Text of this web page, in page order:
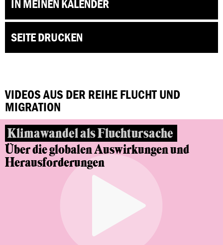
IN MEINEN KALENDER
SEITE DRUCKEN
VIDEOS AUS DER REIHE FLUCHT UND
MIGRATION
Klimawandel als Fluchtursache
Über die globalen Auswirkungen und
Herausforderungen